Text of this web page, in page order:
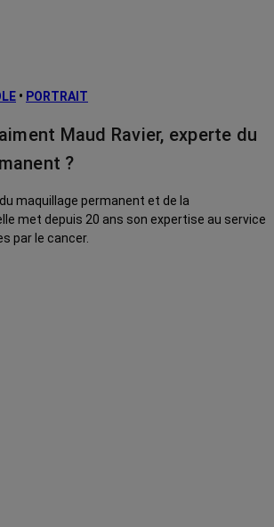
• PORTRAIT
Maud Ravier, experte du
?
maquillage permanent et de la
met depuis 20 ans son expertise au service
par le cancer.